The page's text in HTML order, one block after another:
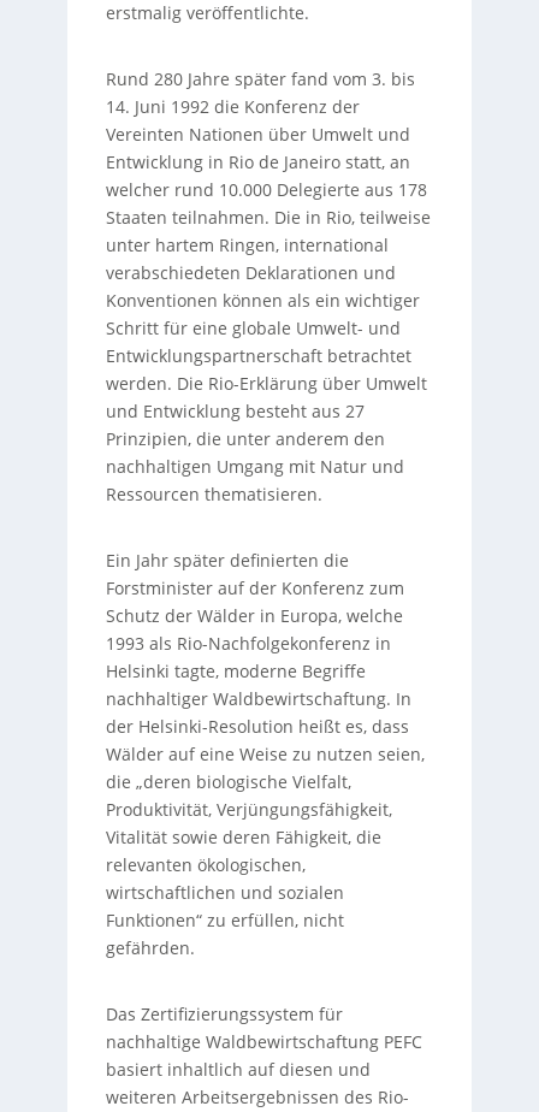
erstmalig veröffentlichte.
Rund 280 Jahre später fand vom 3. bis
14. Juni 1992 die Konferenz der
Vereinten Nationen über Umwelt und
Entwicklung in Rio de Janeiro statt, an
welcher rund 10.000 Delegierte aus 178
Staaten teilnahmen. Die in Rio, teilweise
unter hartem Ringen, international
verabschiedeten Deklarationen und
Konventionen können als ein wichtiger
Schritt für eine globale Umwelt- und
Entwicklungspartnerschaft betrachtet
werden. Die Rio-Erklärung über Umwelt
und Entwicklung besteht aus 27
Prinzipien, die unter anderem den
nachhaltigen Umgang mit Natur und
Ressourcen thematisieren.
Ein Jahr später definierten die
Forstminister auf der Konferenz zum
Schutz der Wälder in Europa, welche
1993 als Rio-Nachfolgekonferenz in
Helsinki tagte, moderne Begriffe
nachhaltiger Waldbewirtschaftung. In
der Helsinki-Resolution heißt es, dass
Wälder auf eine Weise zu nutzen seien,
die „deren biologische Vielfalt,
Produktivität, Verjüngungsfähigkeit,
Vitalität sowie deren Fähigkeit, die
relevanten ökologischen,
wirtschaftlichen und sozialen
Funktionen“ zu erfüllen, nicht
gefährden.
Das Zertifizierungssystem für
nachhaltige Waldbewirtschaftung PEFC
basiert inhaltlich auf diesen und
weiteren Arbeitsergebnissen des Rio-